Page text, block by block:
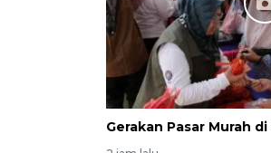
Gerakan Pasar Murah